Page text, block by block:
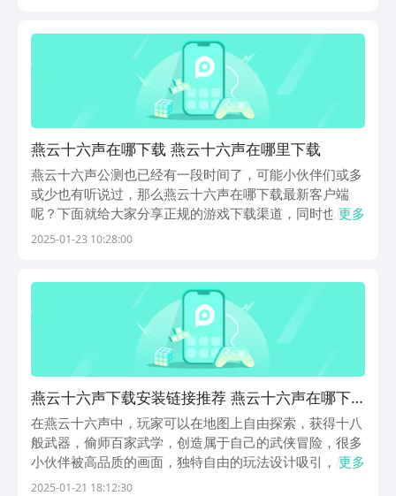
址》》》》...
燕云十六声在哪下载 燕云十六声在哪里下载
燕云十六声公测也已经有一段时间了，可能小伙伴们或多
或少也有听说过，那么燕云十六声在哪下载最新客户端
呢？下面就给大家分享正规的游戏下载渠道，同时也简单
地介绍下这款游戏，和大家分享一下它的玩法亮点，作为
#《...
更多
2025-01-23 10:28:00
燕云十六声下载安装链接推荐 燕云十六声在哪下
载
在燕云十六声中，玩家可以在地图上自由探索，获得十八
般武器，偷师百家武学，创造属于自己的武侠冒险，很多
小伙伴被高品质的画面，独特自由的玩法设计吸引，想知
道燕云十六声下载地址在哪，那么下面就来分享一下，有
更多
2025-01-21 18:12:30